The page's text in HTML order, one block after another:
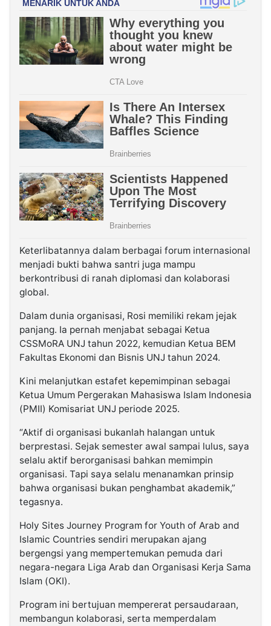
Keterlibatannya dalam berbagai forum internasional
menjadi bukti bahwa santri juga mampu
berkontribusi di ranah diplomasi dan kolaborasi
global.
Dalam dunia organisasi, Rosi memiliki rekam jejak
panjang. Ia pernah menjabat sebagai Ketua
CSSMoRA UNJ tahun 2022, kemudian Ketua BEM
Fakultas Ekonomi dan Bisnis UNJ tahun 2024.
Kini melanjutkan estafet kepemimpinan sebagai
Ketua Umum Pergerakan Mahasiswa Islam Indonesia
(PMII) Komisariat UNJ periode 2025.
“Aktif di organisasi bukanlah halangan untuk
berprestasi. Sejak semester awal sampai lulus, saya
selalu aktif berorganisasi bahkan memimpin
organisasi. Tapi saya selalu menanamkan prinsip
bahwa organisasi bukan penghambat akademik,”
tegasnya.
Holy Sites Journey Program for Youth of Arab and
Islamic Countries sendiri merupakan ajang
bergengsi yang mempertemukan pemuda dari
negara-negara Liga Arab dan Organisasi Kerja Sama
Islam (OKI).
Program ini bertujuan mempererat persaudaraan,
membangun kolaborasi, serta memperdalam